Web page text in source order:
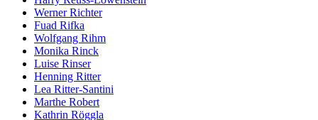
Werner Richter
Fuad Rifka
Wolfgang Rihm
Monika Rinck
Luise Rinser
Henning Ritter
Lea Ritter-Santini
Marthe Robert
Kathrin Röggla